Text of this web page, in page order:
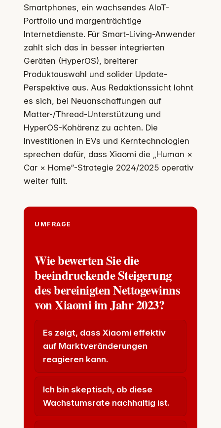
Smartphones, ein wachsendes AIoT-
Portfolio und margenträchtige
Internetdienste. Für Smart-Living-Anwender
zahlt sich das in besser integrierten
Geräten (HyperOS), breiterer
Produktauswahl und solider Update-
Perspektive aus. Aus Redaktionssicht lohnt
es sich, bei Neuanschaffungen auf
Matter-/Thread-Unterstützung und
HyperOS-Kohärenz zu achten. Die
Investitionen in EVs und Kerntechnologien
sprechen dafür, dass Xiaomi die „Human ×
Car × Home“-Strategie 2024/2025 operativ
weiter füllt.
UMFRAGE
Wie bewerten Sie die
beeindruckende Steigerung
des bereinigten Nettogewinns
von Xiaomi im Jahr 2023?
Es zeigt, dass Xiaomi effektiv
auf Marktveränderungen
reagieren kann.
Ich bin skeptisch, ob diese
Wachstumsrate nachhaltig ist.